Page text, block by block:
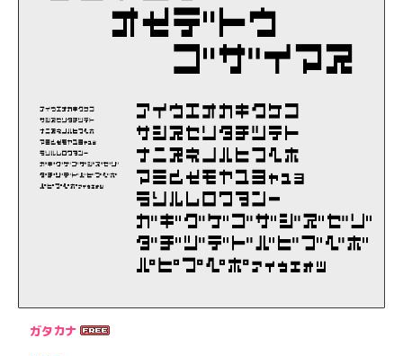
ガタカナ